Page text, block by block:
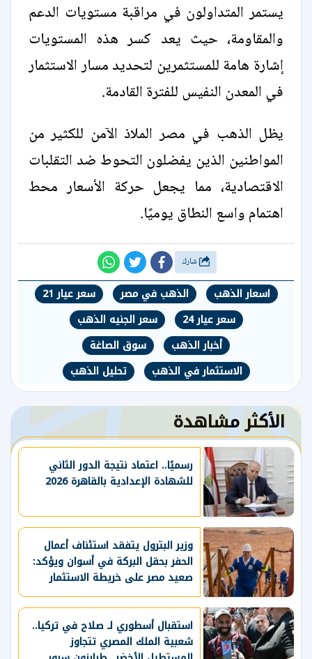
يستمر المتداولون في مراقبة مستويات الدعم
والمقاومة، حيث يعد كسر هذه المستويات
إشارة هامة للمستثمرين لتحديد مسار الاستثمار
في المعدن النفيس للفترة القادمة.
يظل الذهب في مصر الملاذ الآمن للكثير من
المواطنين الذين يفضلون التحوط ضد التقلبات
الاقتصادية، مما يجعل حركة الأسعار محط
اهتمام واسع النطاق يوميًا.
اسعار الذهب الذهب في مصر
سعر عيار 21
سعر عيار 24
سعر الجنيه الذهب
أخبار الذهب
سوق الصاغة
الاستثمار في الذهب
تحليل الذهب
الأكثر مشاهدة
رسميًا.. اعتماد نتيجة الدور الثاني
للشهادة الإعدادية بالقاهرة 2026
وزير البترول يتفقد استئناف أعمال
الحفر بحقل البركة في أسوان ويؤكد:
صعيد مصر على خريطة الاستثمار
البترولي
استقبال أسطوري لـ صلاح في تركيا..
شعبية الملك المصري تتجاوز